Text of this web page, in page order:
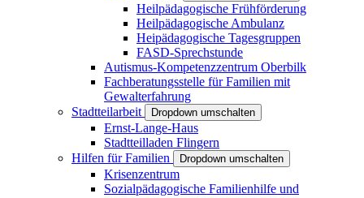
Heilpädagogische Frühförderung
Heilpädagogische Ambulanz
Heipädagogische Tagesgruppen
FASD-Sprechstunde
Autismus-Kompetenzzentrum Oberbilk
Fachberatungsstelle für Familien mit
Gewalterfahrung
Stadtteilarbeit
Dropdown umschalten
Ernst-Lange-Haus
Stadtteilladen Flingern
Hilfen für Familien
Dropdown umschalten
Krisenzentrum
Sozialpädagogische Familienhilfe und